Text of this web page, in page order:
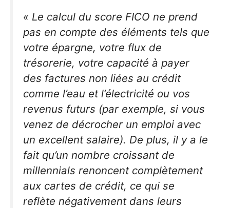
« Le calcul du score FICO ne prend
pas en compte des éléments tels que
votre épargne, votre flux de
trésorerie, votre capacité à payer
des factures non liées au crédit
comme l’eau et l’électricité ou vos
revenus futurs (par exemple, si vous
venez de décrocher un emploi avec
un excellent salaire). De plus, il y a le
fait qu’un nombre croissant de
millennials renoncent complètement
aux cartes de crédit, ce qui se
reflète négativement dans leurs